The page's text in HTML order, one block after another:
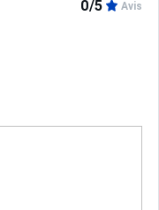
0/5 Avis